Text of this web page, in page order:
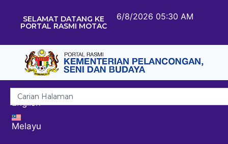
SELAMAT DATANG KE
PORTAL RASMI MOTAC
6/8/2026 05:30 AM
English
Melayu